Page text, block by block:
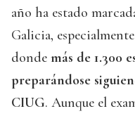
año ha estado
Galicia,
donde más de 1.300
preparándose
CIUG. Aunque el